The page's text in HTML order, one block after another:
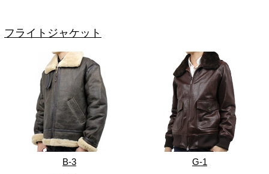
フライトジャケット
B-3 G-1